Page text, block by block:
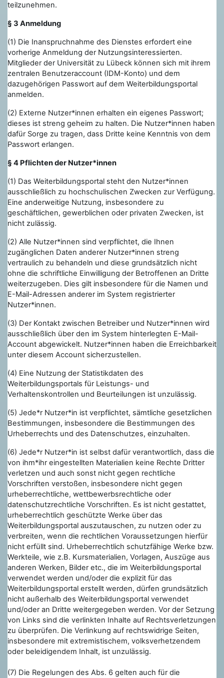
teilzunehmen.
§ 3 Anmeldung
(1) Die Inanspruchnahme des Dienstes erfordert eine
vorherige Anmeldung der Nutzungsinteressierten.
Mitglieder der Universität zu Lübeck können sich mit ihrem
zentralen Benutzeraccount (IDM-Konto) und dem
dazugehörigen Passwort auf dem Weiterbildungsportal
anmelden.
(2) Externe Nutzer*innen erhalten ein eigenes Passwort;
dieses ist streng geheim zu halten. Die Nutzer*innen haben
dafür Sorge zu tragen, dass Dritte keine Kenntnis von dem
Passwort erlangen.
§ 4 Pflichten der Nutzer*innen
(1) Das Weiterbildungsportal steht den Nutzer*innen
ausschließlich zu hochschulischen Zwecken zur Verfügung.
Eine anderweitige Nutzung, insbesondere zu
geschäftlichen, gewerblichen oder privaten Zwecken, ist
nicht zulässig.
(2) Alle Nutzer*innen sind verpflichtet, die Ihnen
zugänglichen Daten anderer Nutzer*innen streng
vertraulich zu behandeln und diese grundsätzlich nicht
ohne die schriftliche Einwilligung der Betroffenen an Dritte
weiterzugeben. Dies gilt insbesondere für die Namen und
E-Mail-Adressen anderer im System registrierter
Nutzer*innen.
(3) Der Kontakt zwischen Betreiber und Nutzer*innen wird
ausschließlich über den im System hinterlegten E-Mail-
Account abgewickelt. Nutzer*innen haben die Erreichbarkeit
unter diesem Account sicherzustellen.
(4) Eine Nutzung der Statistikdaten des
Weiterbildungsportals für Leistungs- und
Verhaltenskontrollen und Beurteilungen ist unzulässig.
(5) Jede*r Nutzer*in ist verpflichtet, sämtliche gesetzlichen
Bestimmungen, insbesondere die Bestimmungen des
Urheberrechts und des Datenschutzes, einzuhalten.
(6) Jede*r Nutzer*in ist selbst dafür verantwortlich, dass die
von ihm*ihr eingestellten Materialien keine Rechte Dritter
verletzen und auch sonst nicht gegen rechtliche
Vorschriften verstoßen, insbesondere nicht gegen
urheberrechtliche, wettbewerbsrechtliche oder
datenschutzrechtliche Vorschriften. Es ist nicht gestattet,
urheberrechtlich geschützte Werke über das
Weiterbildungsportal auszutauschen, zu nutzen oder zu
verbreiten, wenn die rechtlichen Voraussetzungen hierfür
nicht erfüllt sind. Urheberrechtlich schutzfähige Werke bzw.
Werkteile, wie z.B. Kursmaterialien, Vorlagen, Auszüge aus
anderen Werken, Bilder etc., die im Weiterbildungsportal
verwendet werden und/oder die explizit für das
Weiterbildungsportal erstellt werden, dürfen grundsätzlich
nicht außerhalb des Weiterbildungsportal verwendet
und/oder an Dritte weitergegeben werden. Vor der Setzung
von Links sind die verlinkten Inhalte auf Rechtsverletzungen
zu überprüfen. Die Verlinkung auf rechtswidrige Seiten,
insbesondere mit extremistischem, volksverhetzendem
oder beleidigendem Inhalt, ist unzulässig.
(7) Die Regelungen des Abs. 6 gelten auch für die